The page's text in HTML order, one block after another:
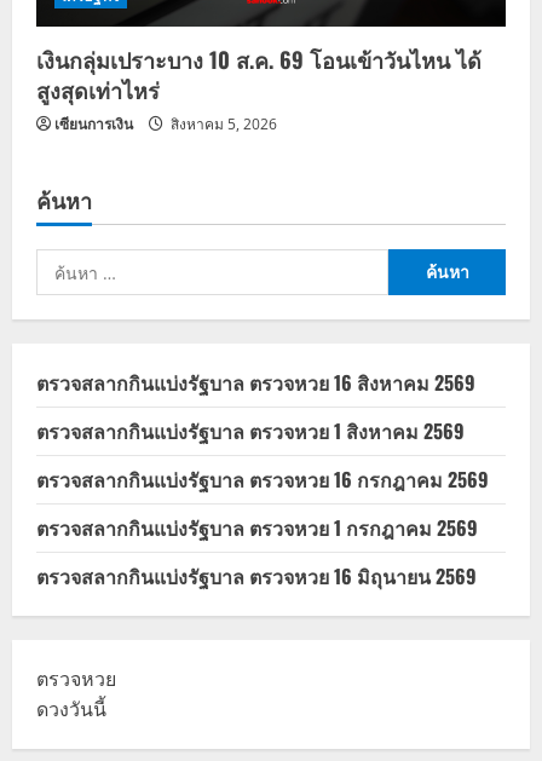
เงินกลุ่มเปราะบาง 10 ส.ค. 69 โอนเข้าวันไหน ได้
สูงสุดเท่าไหร่
เซียนการเงิน สิงหาคม 5, 2026
ค้นหา
ค้นหา
สำหรับ:
ตรวจสลากกินแบ่งรัฐบาล ตรวจหวย 16 สิงหาคม 2569
ตรวจสลากกินแบ่งรัฐบาล ตรวจหวย 1 สิงหาคม 2569
ตรวจสลากกินแบ่งรัฐบาล ตรวจหวย 16 กรกฎาคม 2569
ตรวจสลากกินแบ่งรัฐบาล ตรวจหวย 1 กรกฎาคม 2569
ตรวจสลากกินแบ่งรัฐบาล ตรวจหวย 16 มิถุนายน 2569
ตรวจหวย
ดวงวันนี้